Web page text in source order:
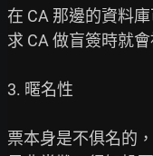
在 CA 那邊的資料
求 CA 做盲簽時就
3. 暱名性
票本身是不俱名的